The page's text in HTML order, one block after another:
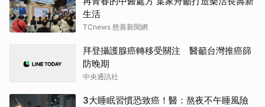
生活
TCnews 慈善新聞網
拜登攝護腺癌轉移受關注 醫籲台灣推癌篩
防晚期
中央通訊社
3大睡眠習慣恐致癌！醫：熬夜不午睡風險